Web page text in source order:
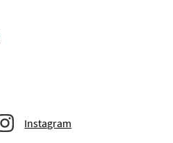
Instagram